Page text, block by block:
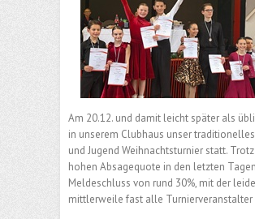
Am 20.12. und damit leicht später als
in unserem Clubhaus unser
und Jugend Weihnachtsturnier statt.
hohen Absagequote in den letzten
Meldeschluss von rund 30%, mit der
mittlerweile fast alle